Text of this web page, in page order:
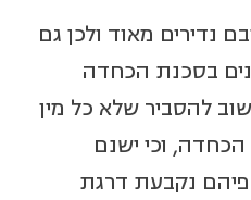
נדירים מאוד ולכן גם
בסכנת הכחדה
להסביר שלא כל מין
וכי ישנם
פיהם נקבעת דרגת